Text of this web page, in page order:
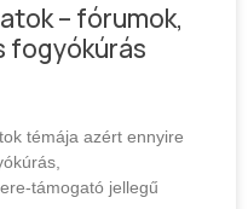
– fórumok,
fogyókúrás
témája azért ennyire
támogató jellegű